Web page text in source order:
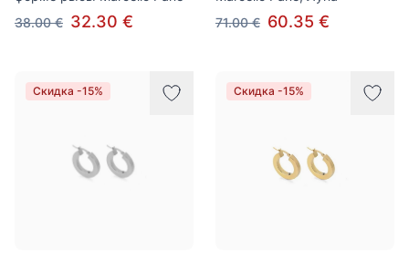
38.00 € 32.30 €
71.00 € 60.35 €
Скидка -15% Скидка -15%